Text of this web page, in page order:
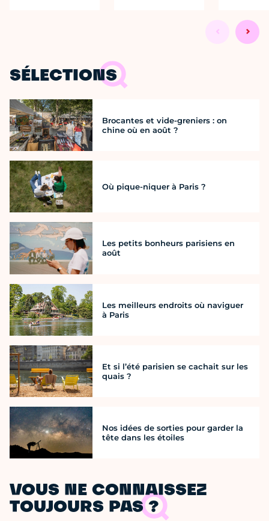
SÉLECTIONS
Brocantes et vide-greniers : on
chine où en août ?
Où pique-niquer à Paris ?
Les petits bonheurs parisiens en
août
Les meilleurs endroits où naviguer
à Paris
Et si l’été parisien se cachait sur les
quais ?
Nos idées de sorties pour garder la
tête dans les étoiles
VOUS NE CONNAISSEZ
TOUJOURS PAS ?